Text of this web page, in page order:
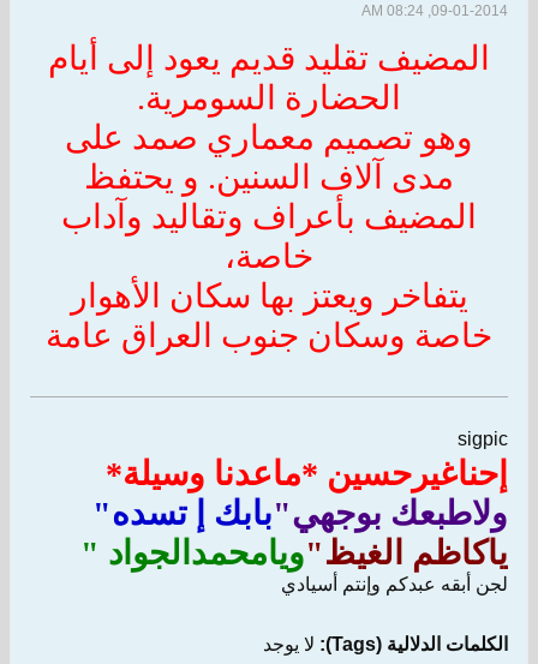
09-01-2014, 08:24 AM
المضيف تقليد قديم يعود إلى أيام
الحضارة السومرية.
وهو تصميم معماري صمد على
مدى آلاف السنين. و يحتفظ
المضيف بأعراف وتقاليد وآداب
خاصة،
يتفاخر ويعتز بها سكان الأهوار
خاصة وسكان جنوب العراق عامة
sigpic
إحناغيرحسين *ماعدنا وسيلة*
ولاطبعك بوجهي"بابك إ تسده"
ياكاظم الغيظ"ويامحمدالجواد "
لجن أبقه عبدكم وإنتم أسيادي
الكلمات الدلالية (Tags): لا يوجد